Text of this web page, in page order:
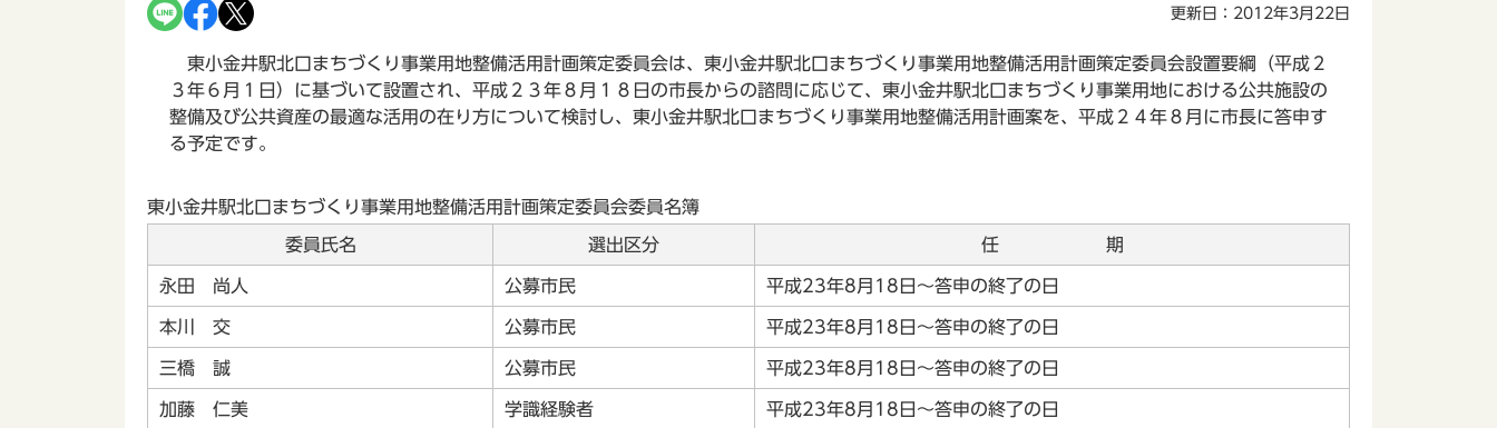
更新日：2012年3月22日
東小金井駅北口まちづくり事業用地整備活用計画策定委員会は、東小金井駅北口まちづくり事業用地整備活用計画策定委員会設置要綱（平成２
３年６月１日）に基づいて設置され、平成２３年８月１８日の市長からの諮問に応じて、東小金井駅北口まちづくり事業用地における公共施設の
整備及び公共資産の最適な活用の在り方について検討し、東小金井駅北口まちづくり事業用地整備活用計画案を、平成２４年８月に市長に答申す
る予定です。
東小金井駅北口まちづくり事業用地整備活用計画策定委員会委員名簿
委員氏名 選出区分 任 期
永田 尚人 公募市民 平成23年8月18日～答申の終了の日
本川 交 公募市民 平成23年8月18日～答申の終了の日
三橋 誠 公募市民 平成23年8月18日～答申の終了の日
加藤 仁美 学識経験者 平成23年8月18日～答申の終了の日